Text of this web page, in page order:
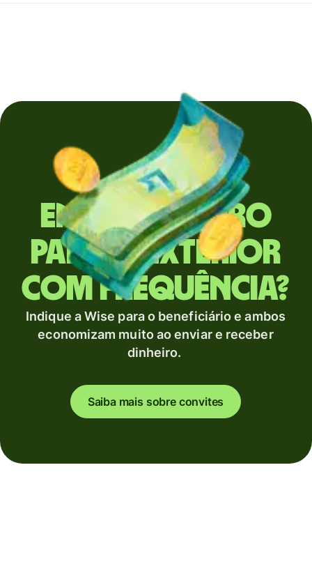
Envia dinheiro
para o exterior
com frequência?
Indique a Wise para o beneficiário e ambos
economizam muito ao enviar e receber
dinheiro.
Saiba mais sobre convites